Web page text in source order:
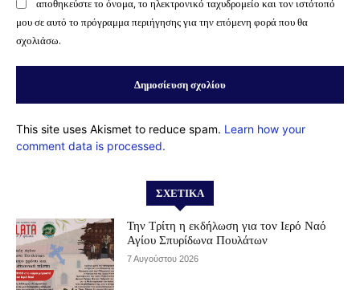
αποθηκεύστε το όνομα, το ηλεκτρονικό ταχυδρομείο και τον ιστότοπό
μου σε αυτό το πρόγραμμα περιήγησης για την επόμενη φορά που θα
σχολιάσω.
This site uses Akismet to reduce spam. Learn how your
comment data is processed.
ΣΧΕΤΙΚΆ
Την Τρίτη η εκδήλωση για τον Ιερό Ναό
Αγίου Σπυρίδωνα Πουλάτων
7 Αυγούστου 2026